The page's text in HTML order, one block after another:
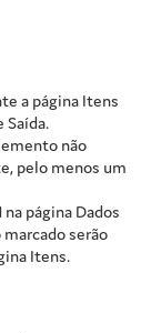
a página Itens
Saída.
não
pelo menos um
na página Dados
serão
Itens.